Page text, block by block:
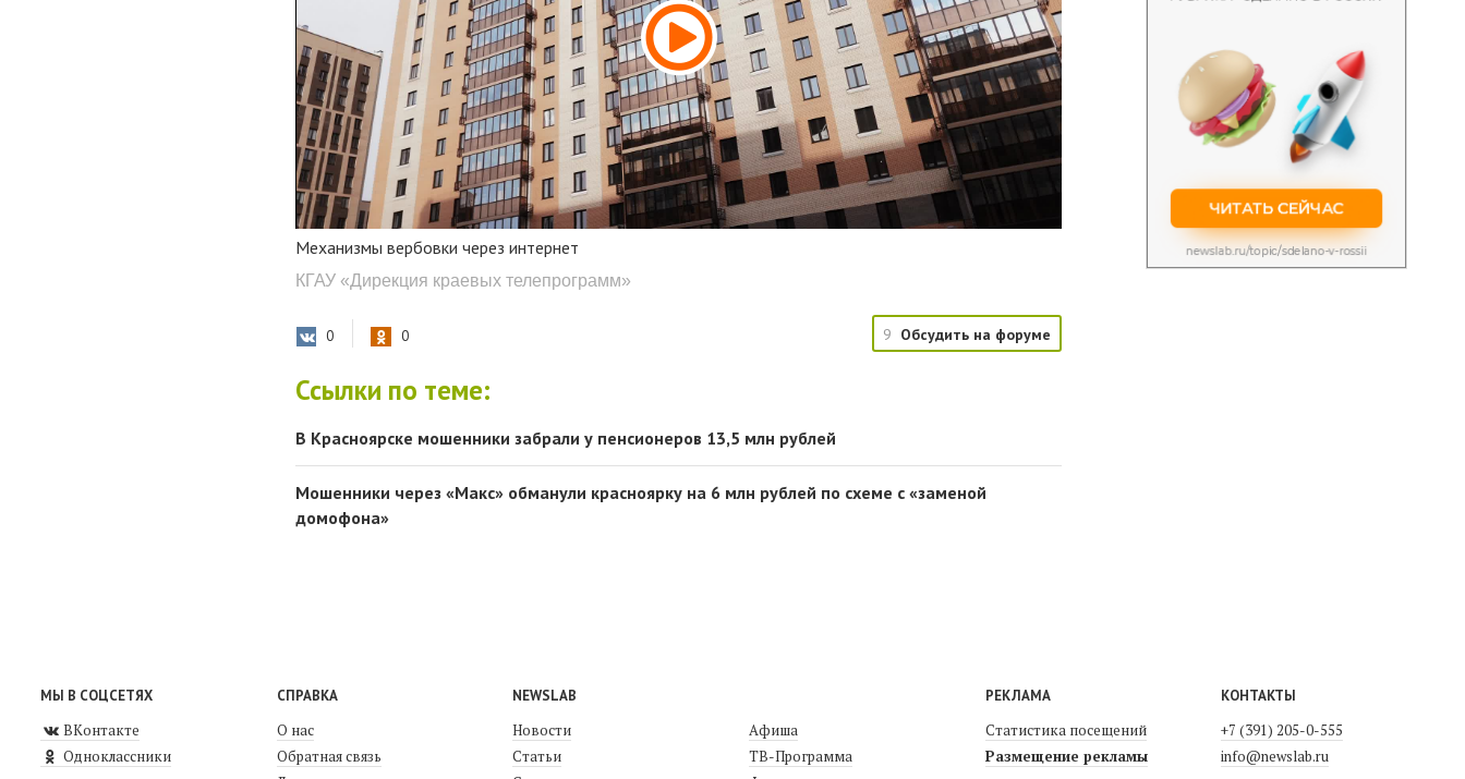
Механизмы вербовки через интернет
КГАУ «Дирекция краевых телепрограмм»
0 0 9 Обсудить на форуме
Ссылки по теме:
В Красноярске мошенники забрали у пенсионеров 13,5 млн рублей
Мошенники через «Макс» обманули красноярку на 6 млн рублей по схеме с «заменой
домофона»
МЫ В СОЦСЕТЯХ
ВКонтакте
Одноклассники
СПРАВКА
О нас
Обратная связь
NEWSLAB
Новости
Статьи
Афиша
ТВ-Программа
РЕКЛАМА
Статистика посещений
Размещение рекламы
КОНТАКТЫ
+7 (391) 205-0-555
info@newslab.ru